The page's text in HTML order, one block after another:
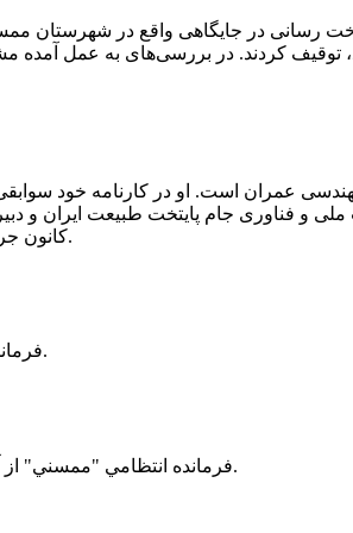
رسانی در جایگاهی واقع در
گازوئیل حمل می‌کرد، توقیف کردند. در
عمران است. او در کارنامه خود
و فناوری جام پایتخت طبیعت ایران و
کانون جرعه نور و رئیس کمیته اجرایی اولین دوره مسابقات ملی و فناوری جام پایتخت طبیعت ایران را دارد.
فرمانده انتظامی شهرستان ممسنی از کشف بیش از 37 کیلوگرم تریاک در یک خودروی ام وی ام خبر داد.
فرمانده انتظامي "ممسني" از آتش سوزي 200 هكتار از اراضي كشاورزي واقع در اطراف روستاي "فهلیان" آن شهرستان خبر داد.